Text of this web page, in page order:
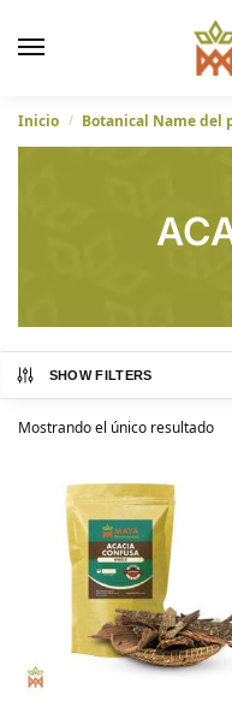
Inicio / Botanical Name del
SHOW FILTERS
Mostrando el único resultado